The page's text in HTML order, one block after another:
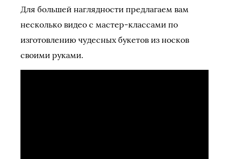
Для большей наглядности предлагаем вам
несколько видео с мастер-классами по
изготовлению чудесных букетов из носков
своими руками.